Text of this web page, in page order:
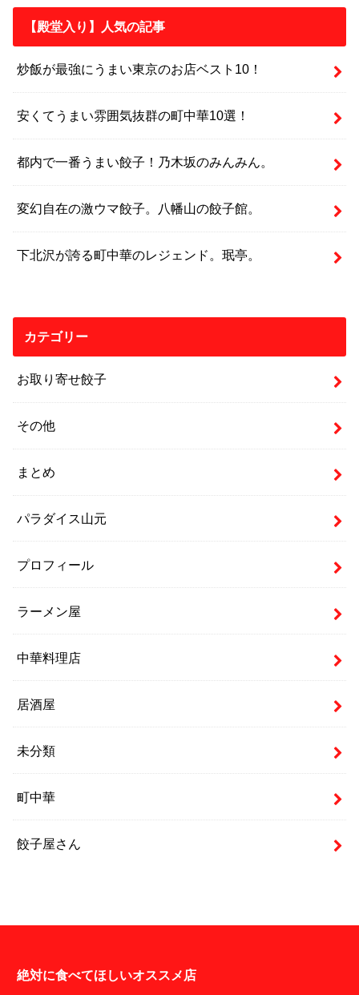
【殿堂入り】人気の記事
炒飯が最強にうまい東京のお店ベスト10！
安くてうまい雰囲気抜群の町中華10選！
都内で一番うまい餃子！乃木坂のみんみん。
変幻自在の激ウマ餃子。八幡山の餃子館。
下北沢が誇る町中華のレジェンド。珉亭。
カテゴリー
お取り寄せ餃子
その他
まとめ
パラダイス山元
プロフィール
ラーメン屋
中華料理店
居酒屋
未分類
町中華
餃子屋さん
絶対に食べてほしいオススメ店